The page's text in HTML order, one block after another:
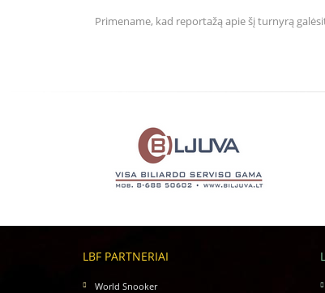
Primename, kad reportažą apie šį turnyrą
LBF PARTNERIAI
World Snooker